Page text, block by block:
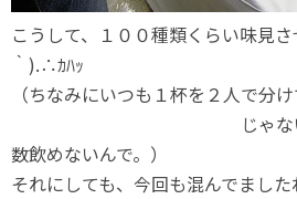
こうして、１００種類くらい味見
｀).∴ｶﾊｯ
（ちなみにいつも１杯を２人で分け
じゃないと酔っ
数飲めないんで。）
それにしても、今回も混んでました